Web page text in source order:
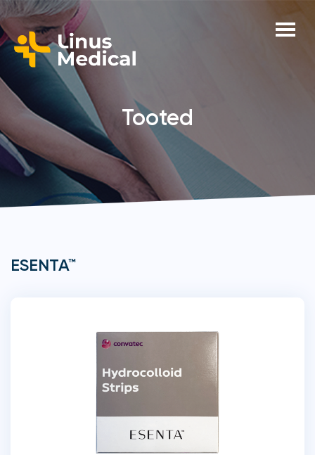
Tooted
ESENTA™